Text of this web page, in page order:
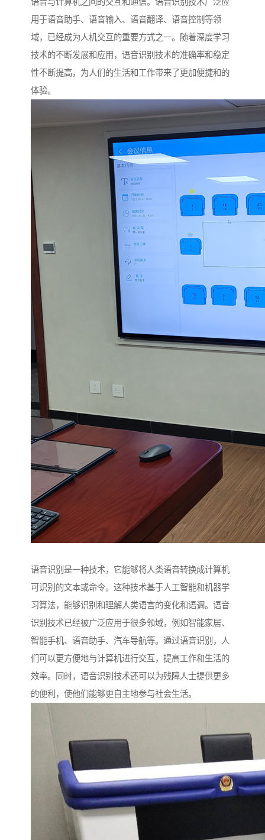
语音与计算机之间的交互和通信。语音识别技术广泛应
用于语音助手、语音输入、语音翻译、语音控制等领
域，已经成为人机交互的重要方式之一。随着深度学习
技术的不断发展和应用，语音识别技术的准确率和稳定
性不断提高，为人们的生活和工作带来了更加便捷和的
体验。
语音识别是一种技术，它能够将人类语音转换成计算机
可识别的文本或命令。这种技术基于人工智能和机器学
习算法，能够识别和理解人类语言的变化和语调。语音
识别技术已经被广泛应用于很多领域，例如智能家居、
智能手机、语音助手、汽车导航等。通过语音识别，人
们可以更方便地与计算机进行交互，提高工作和生活的
效率。同时，语音识别技术还可以为残障人士提供更多
的便利，使他们能够更自主地参与社会生活。